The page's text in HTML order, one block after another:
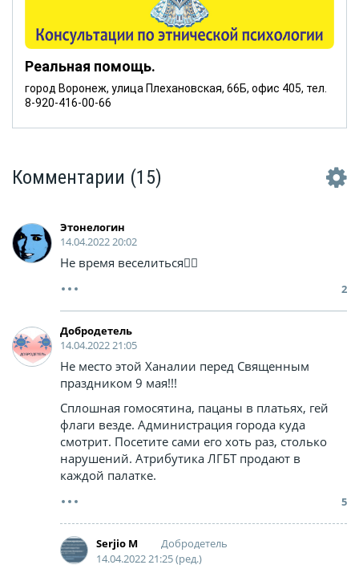
Реальная помощь.
город Воронеж, улица Плехановская, 66Б, офис 405, тел.
8-920-416-00-66
Комментарии (15)
Этонелогин
14.04.2022 20:02
Не время веселиться🤦‍♂️
2
Добродетель
14.04.2022 21:05
Не место этой Ханалии перед Священным
праздником 9 мая!!!
Сплошная гомосятина, пацаны в платьях, гей
флаги везде. Администрация города куда
смотрит. Посетите сами его хоть раз, столько
нарушений. Атрибутика ЛГБТ продают в
каждой палатке.
5
Serjio M
Добродетель
14.04.2022 21:25 (ред.)